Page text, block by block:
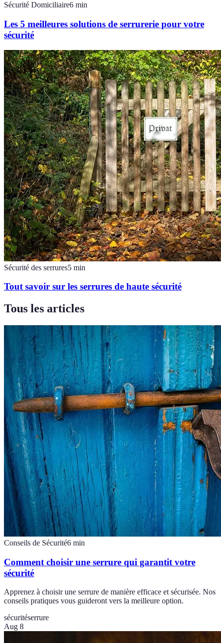
Sécurité Domiciliaire6 min
Les 5 meilleures solutions de serrurerie pour votre
sécurité
Sécurité des serrures5 min
Tout savoir sur les serrures de haute sécurité
Tous les articles
Conseils de Sécurité6 min
Comment choisir une serrure qui garantit votre
sécurité
Apprenez à choisir une serrure de manière efficace et sécurisée. Nos
conseils pratiques vous guideront vers la meilleure option.
sécuritéserrure
Aug 8